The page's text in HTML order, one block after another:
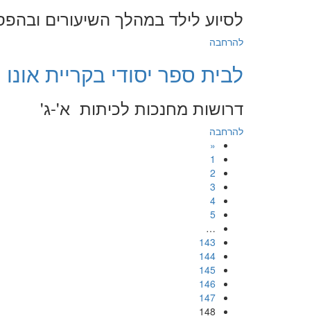
לסיוע לילד במהלך השיעורים
להרחבה
לבית ספר יסודי בקריית אונו
דרושות מחנכות לכיתות א'-ג'
להרחבה
«
1
2
3
4
5
…
143
144
145
146
147
148